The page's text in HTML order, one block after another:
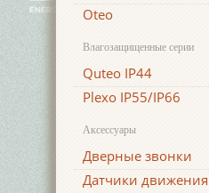
Oteo
Влагозащищенные серии
Quteo IP44
Plexo IP55/IP66
Аксессуары
Дверные звонки
Датчики движения